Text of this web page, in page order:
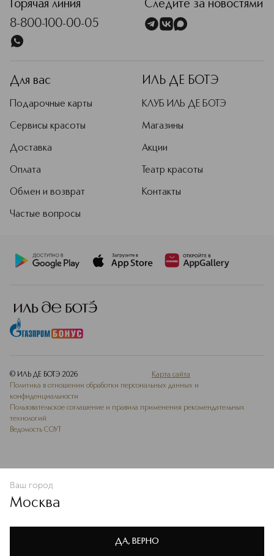
Политике конфиденциальности
Горячая линия
8-800-100-00-05
Следите за новостями
Для вас
Подарочные карты
Сервисы красоты
Доставка
Оплата
Обмен и возврат
Частые вопросы
ИЛЬ ДЕ БОТЭ
КЛУБ ИЛЬ ДЕ БОТЭ
Магазины
Акции
Театр красоты
Контакты
© ИЛЬ ДЕ БОТЭ 2026
Карта сайта
Политика в отношении обработки персональных данных и
конфиденциальности
Пользовательское соглашение и правила применения рекомендательных
технологий
Ведомость СОУТ
Ваш город
Москва
ДА, ВЕРНО